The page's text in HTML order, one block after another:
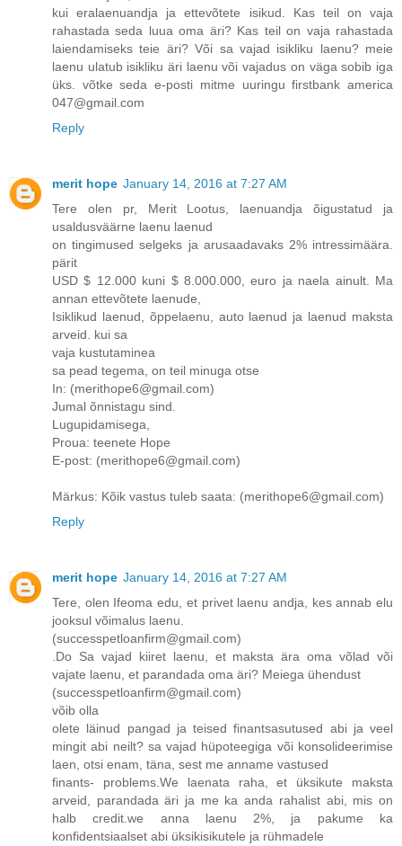
kui eralaenuandja ja ettevõtete isikud. Kas teil on vaja
rahastada seda luua oma äri? Kas teil on vaja rahastada
laiendamiseks teie äri? Või sa vajad isikliku laenu? meie
laenu ulatub isikliku äri laenu või vajadus on väga sobib iga
üks. võtke seda e-posti mitme uuringu firstbank america
047@gmail.com
Reply
merit hope January 14, 2016 at 7:27 AM
Tere olen pr, Merit Lootus, laenuandja õigustatud ja
usaldusväärne laenu laenud
on tingimused selgeks ja arusaadavaks 2% intressimäära.
pärit
USD $ 12.000 kuni $ 8.000.000, euro ja naela ainult. Ma
annan ettevõtete laenude,
Isiklikud laenud, õppelaenu, auto laenud ja laenud maksta
arveid. kui sa
vaja kustutaminea
sa pead tegema, on teil minuga otse
In: (merithope6@gmail.com)
Jumal õnnistagu sind.
Lugupidamisega,
Proua: teenete Hope
E-post: (merithope6@gmail.com)
Märkus: Kõik vastus tuleb saata: (merithope6@gmail.com)
Reply
merit hope January 14, 2016 at 7:27 AM
Tere, olen Ifeoma edu, et privet laenu andja, kes annab elu
jooksul võimalus laenu.
(successpetloanfirm@gmail.com)
.Do Sa vajad kiiret laenu, et maksta ära oma võlad või
vajate laenu, et parandada oma äri? Meiega ühendust
(successpetloanfirm@gmail.com)
võib olla
olete läinud pangad ja teised finantsasutused abi ja veel
mingit abi neilt? sa vajad hüpoteegiga või konsolideerimise
laen, otsi enam, täna, sest me anname vastused
finants- problems.We laenata raha, et üksikute maksta
arveid, parandada äri ja me ka anda rahalist abi, mis on
halb credit.we anna laenu 2%, ja pakume ka
konfidentsiaalset abi üksikisikutele ja rühmadele